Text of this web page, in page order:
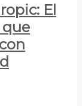
El
que